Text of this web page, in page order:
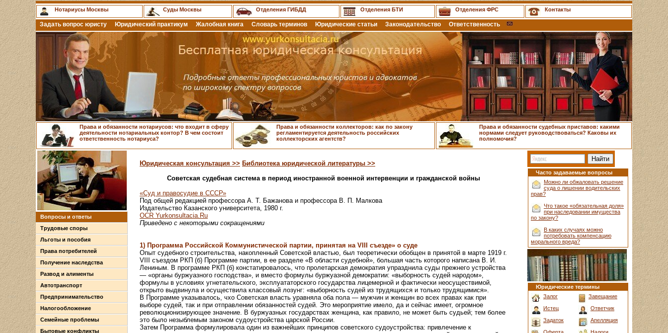
Нотариусы Москвы Суды Москвы Отделения ГИБДД Отделения БТИ Отделения ФРС Контакты
Задать вопрос юристу Юридический практикум Жалобная книга Словарь терминов Юридические статьи Законодательство Ответственность
Права и обязанности нотариусов: что входит в сферу
деятельности нотариальных контор? В чем состоит
ответственность нотариуса?
Права и обязанности коллекторов: как по закону
регламентируется деятельность российских
коллекторских агентств?
Права и обязанности судебных приставов: какими
нормами следует руководствоваться? Каковы их
полномочия?
Вопросы и ответы
Трудовые споры
Льготы и пособия
Права потребителей
Получение наследства
Развод и алименты
Автотранспорт
Предпринимательство
Налогообложение
Семейные проблемы
Бытовые конфликты
Юридическая консультация >> Библиотека юридической литературы >>
Советская судебная система в период иностранной военной интервенции и гражданской войны
«Суд и правосудие в СССР»
Под общей редакцией профессора А. Т. Бажанова и профессора В. П. Малкова
Издательство Казанского университета, 1980 г.
OCR Yurkonsultacia.Ru
Приведено с некоторыми сокращениями
1) Программа Российской Коммунистической партии, принятая на VIII съезде» о суде
Опыт судебного строительства, накопленный Советской властью, был теоретически обобщен в принятой в марте 1919 г.
VIII съездом РКП (б) Программе партии, в ее разделе «В области судебной», большая часть которого написана В. И.
Лениным. В программе РКП (б) констатировалось, что пролетарская демократия упразднила суды прежнего устройства
— «органы буржуазного господства», и вместо формулы буржуазной демократии: «выборность судей народом»,
формулы в условиях угнетательского, эксплуататорского государства лицемерной и фактически неосуществимой,
открыто выдвинула и осуществила классовый лозунг: «выборность судей из трудящихся и только трудящимися».
В Программе указывалось, чхо Советская власть уравняла оба пола — мужчин и женщин во всех правах как при
выборе судей, так и при отправлении обязанностей судей. Это мероприятие имело, да и сейчас имеет, огромное
революционизирующее значение. В буржуазных государствах женщина, как правило, не может быть судьей; тем более
это было незыблемым законом судоустройства царской России.
Затем Программа формулировала один из важнейших принципов советского судоустройства: привлечение к
Часто задаваемые вопросы
Можно ли обжаловать решение
суда о лишении водительских
прав?
Что такое «обязательная доля»
при наследовании имущества
по закону?
В каких случаях можно
потребовать компенсацию
морального вреда?
Юридические термины
Залог
Истец
Задаток
Завещание
Ответчик
Апелляция